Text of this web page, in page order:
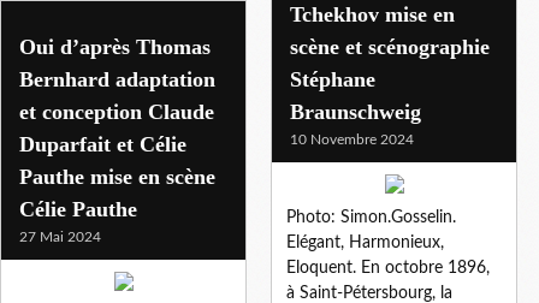
Tchekhov mise en
scène et scénographie
Stéphane
Braunschweig
10 Novembre 2024
Photo: Simon.Gosselin.
Elégant, Harmonieux,
Eloquent. En octobre 1896,
à Saint-Pétersbourg, la
Oui d’après Thomas
Bernhard adaptation
et conception Claude
Duparfait et Célie
Pauthe mise en scène
Célie Pauthe
27 Mai 2024